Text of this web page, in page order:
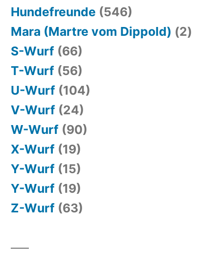
Hundefreunde (546)
Mara (Martre vom Dippold) (2)
S-Wurf (66)
T-Wurf (56)
U-Wurf (104)
V-Wurf (24)
W-Wurf (90)
X-Wurf (19)
Y-Wurf (15)
Y-Wurf (19)
Z-Wurf (63)